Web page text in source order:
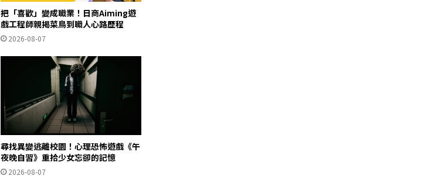
把「喜歡」變成職業！日商Aiming遊
戲工程師親揭菜鳥到職人心路歷程
2026-08-07
尋找異變逃離校園！心理恐怖遊戲《午
夜晚自習》重拾少女忘卻的記憶
2026-08-07